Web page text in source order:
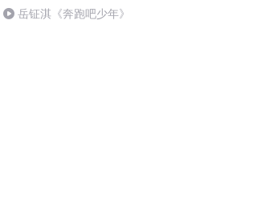
岳钲淇《奔跑吧少年》